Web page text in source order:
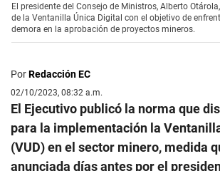
El presidente del Consejo de Ministros, Alberto
de la Ventanilla Única Digital con el objetivo de
demora en la aprobación de proyectos mineros.
PorRedacción EC
02/10/2023, 08:32 a.m.
El Ejecutivo publicó la norma que
para la implementación la
(VUD) en el sector minero, medida
anunciada días antes por el